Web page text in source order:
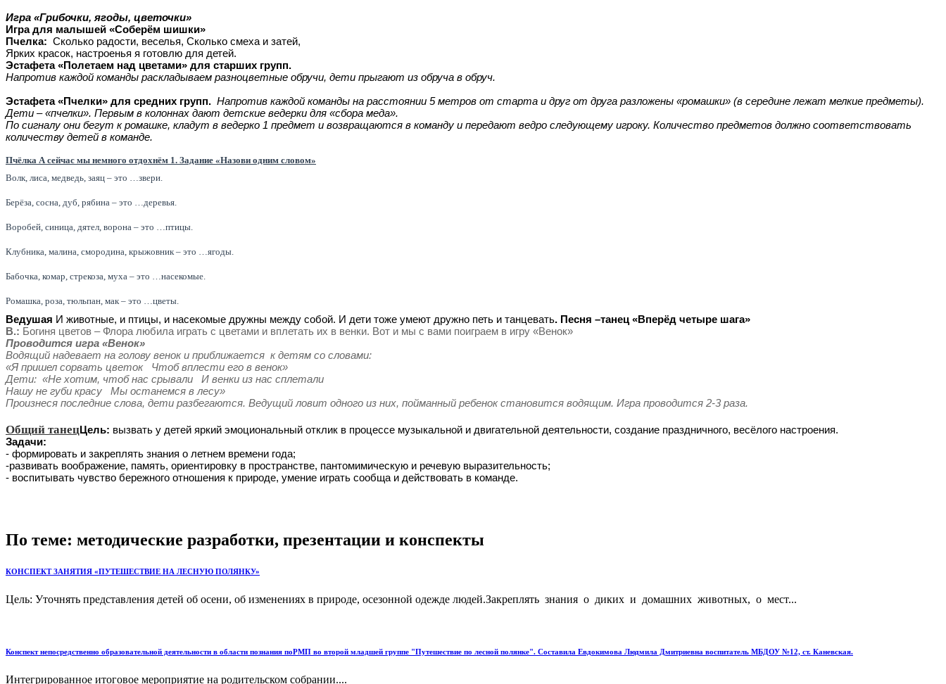
Игра «Грибочки, ягоды, цветочки»
Игра для малышей «Соберём шишки»
Пчелка: Сколько радости, веселья, Сколько смеха и затей,
Ярких красок, настроенья я готовлю для детей.
Эстафета «Полетаем над цветами» для старших групп.
Напротив каждой команды раскладываем разноцветные обручи, дети прыгают из обруча в обруч.
Эстафета «Пчелки» для средних групп. Напротив каждой команды на расстоянии 5 метров от старта и друг от друга разложены «ромашки» (в середине лежат мелкие предметы).
Дети – «пчелки». Первым в колоннах дают детские ведерки для «сбора меда».
По сигналу они бегут к ромашке, кладут в ведерко 1 предмет и возвращаются в команду и передают ведро следующему игроку. Количество предметов должно соответствовать
количеству детей в команде.
Пчёлка А сейчас мы немного отдохнём 1. Задание «Назови одним словом»
Волк, лиса, медведь, заяц – это …звери.
Берёза, сосна, дуб, рябина – это …деревья.
Воробей, синица, дятел, ворона – это …птицы.
Клубника, малина, смородина, крыжовник – это …ягоды.
Бабочка, комар, стрекоза, муха – это …насекомые.
Ромашка, роза, тюльпан, мак – это …цветы.
Ведушая И животные, и птицы, и насекомые дружны между собой. И дети тоже умеют дружно петь и танцевать. Песня –танец «Вперёд четыре шага»
В.: Богиня цветов – Флора любила играть с цветами и вплетать их в венки. Вот и мы с вами поиграем в игру «Венок»
Проводится игра «Венок»
Водящий надевает на голову венок и приближается к детям со словами:
«Я пришел сорвать цветок
Чтоб вплести его в венок»
Дети: «Не хотим, чтоб нас срывали
И венки из нас сплетали
Нашу не губи красу
Мы останемся в лесу»
Произнеся последние слова, дети разбегаются. Ведущий ловит одного из них, пойманный ребенок становится водящим. Игра проводится 2-3 раза.
Общий танецЦель: вызвать у детей яркий эмоциональный отклик в процессе музыкальной и двигательной деятельности, создание праздничного, весёлого настроения.
Задачи:
- формировать и закреплять знания о летнем времени года;
-развивать воображение, память, ориентировку в пространстве, пантомимическую и речевую выразительность;
- воспитывать чувство бережного отношения к природе, умение играть сообща и действовать в команде.
По теме: методические разработки, презентации и конспекты
КОНСПЕКТ ЗАНЯТИЯ «ПУТЕШЕСТВИЕ НА ЛЕСНУЮ ПОЛЯНКУ»
Цель: Уточнять представления детей об осени, об изменениях в природе, осезонной одежде людей.Закреплять знания о диких и домашних животных, о мест...
Конспект непосредственно образовательной деятельности в области познания поРМП во второй младшей группе "Путешествие по лесной полянке". Составила Евдокимова Людмила Дмитриевна воспитатель МБДОУ №12, ст. Каневская.
Интегрированное итоговое мероприятие на родительском собрании....